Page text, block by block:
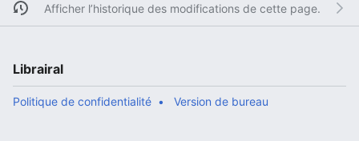
Afficher l’historique des modifications de cette page.
Librairal
Politique de confidentialité Version de bureau